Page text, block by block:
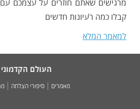
מרגישים שאתם חוזרים על עצמכם
קבלו כמה רעיונות חדשים
למאמר המלא
העולם הקדמוני
מאמרים סיפורי הצלחה